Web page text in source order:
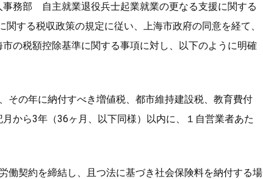
務部 自主就業退役兵士起業就業の更なる支援に関する
する税収政策の規定に従い、上海市政府の同意を経て、
の税額控除基準に関する事項に対し、以下のように明確
その年に納付すべき増値税、都市維持建設税、教育費付
から3年（36ヶ月、以下同様）以内に、１自営業者あた
働契約を締結し、且つ法に基づき社会保険料を納付する場